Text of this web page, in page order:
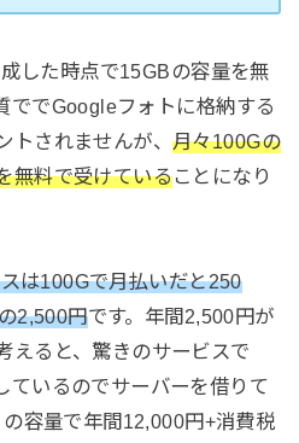
した時点で15GBの容量を無
ででGoogleフォトに格納する
トされませんが、月々100Gの
無料で受けていることになり
は100Gで月払いだと250
2,500円です。年間2,500円が
えると、驚きのサービスで
ているのでサーバーを借りて
容量で年間12,000円+消費税